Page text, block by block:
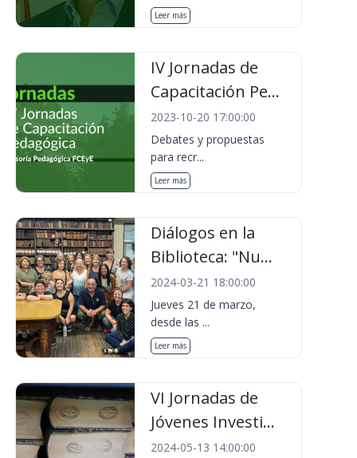
Leer más
IV Jornadas de
Capacitación Pe...
2023-10-20 17:00:00
Debates y propuestas
para recr...
Leer más
Diálogos en la
Biblioteca: "Nu...
2024-03-21 18:00:00
Jueves 21 de marzo,
desde las ...
Leer más
VI Jornadas de
Jóvenes Investi...
2024-05-13 14:00:00